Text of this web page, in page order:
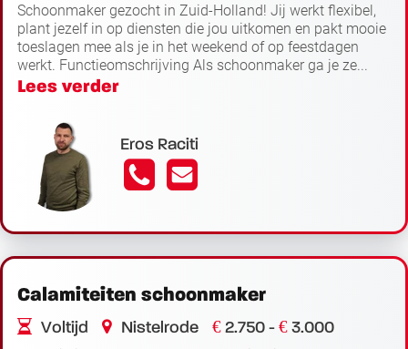
Schoonmaker gezocht in Zuid-Holland! Jij werkt flexibel,
plant jezelf in op diensten die jou uitkomen en pakt mooie
toeslagen mee als je in het weekend of op feestdagen
werkt. Functieomschrijving Als schoonmaker ga je ze...
Lees verder
Eros Raciti
Calamiteiten schoonmaker
Voltijd Nistelrode € 2.750 - € 3.000